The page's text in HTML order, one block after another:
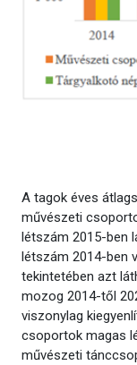
A tagok éves
művészeti
létszám 2015-ben
létszám 2014-ben
tekintetében azt
mozog 2014-től
viszonylag
csoportok magas
művészeti